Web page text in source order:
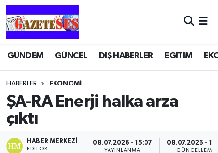
GÜNDEM GÜNCEL DIŞ HABERLER EĞİTİM
HABERLER EKONOMİ
ŞA-RA Enerji halka arza
çıktı
HABER MERKEZI
EDITÖR
08.07.2026 - 15:07
YAYINLANMA
08.07.2026 -
GÜNCELLEME